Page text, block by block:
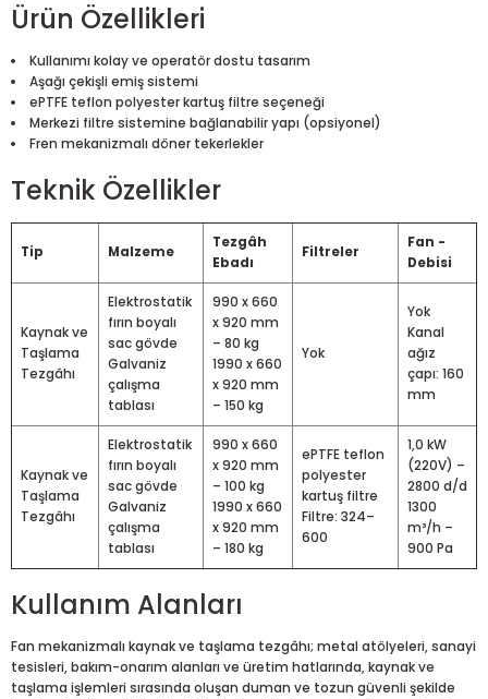
Ürün Özellikleri
Kullanımı kolay ve operatör dostu tasarım
Aşağı çekişli emiş sistemi
ePTFE teflon polyester kartuş filtre seçeneği
Merkezi filtre sistemine bağlanabilir yapı (opsiyonel)
Fren mekanizmalı döner tekerlekler
Teknik Özellikler
Tip Malzeme
Tezgâh
Ebadı
Filtreler
Fan -
Debisi
Kaynak ve
Taşlama
Tezgâhı
Elektrostatik
fırın boyalı
sac gövde
Galvaniz
çalışma
tablası
990 x 660
x 920 mm
– 80 kg
1990 x 660
x 920 mm
– 150 kg
Yok
Yok
Kanal
ağız
çapı: 160
mm
Kaynak ve
Taşlama
Tezgâhı
Elektrostatik
fırın boyalı
sac gövde
Galvaniz
çalışma
tablası
990 x 660
x 920 mm
– 100 kg
1990 x 660
x 920 mm
– 180 kg
ePTFE teflon
polyester
kartuş filtre
Filtre: 324–
600
1,0 kW
(220V) –
2800 d/d
1300
m³/h –
900 Pa
Kullanım Alanları
Fan mekanizmalı kaynak ve taşlama tezgâhı; metal atölyeleri, sanayi
tesisleri, bakım-onarım alanları ve üretim hatlarında, kaynak ve
taşlama işlemleri sırasında oluşan duman ve tozun güvenli şekilde